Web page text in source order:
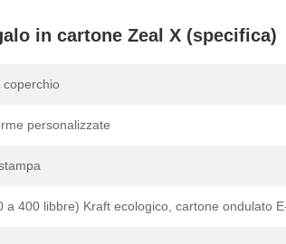
in cartone Zeal X (specifica)
coperchio
personalizzate
a 400 libbre) Kraft ecologico, cartone ondulato